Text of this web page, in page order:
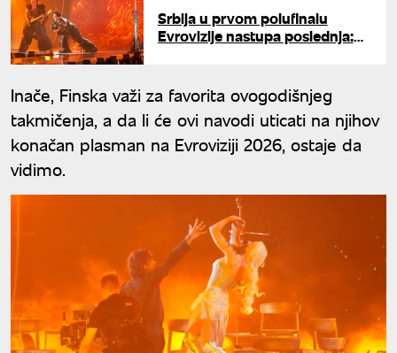
Srbija u prvom polufinalu
Evrovizije nastupa poslednja:
Inače, Finska važi za favorita ovogodišnjeg
takmičenja, a da li će ovi navodi uticati na njihov
konačan plasman na Evroviziji 2026, ostaje da
vidimo.